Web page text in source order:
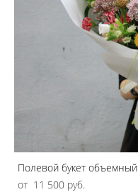
Полевой букет объемный
от 11 500 pуб.